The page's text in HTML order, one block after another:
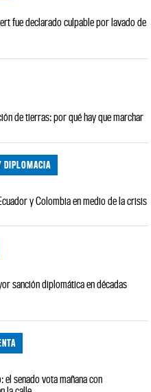
fue declarado culpable por lavado de
de tierras: por qué hay que marchar
DIPLOMACIA
y Colombia en medio de la crisis
sanción diplomática en décadas
el senado vota mañana con